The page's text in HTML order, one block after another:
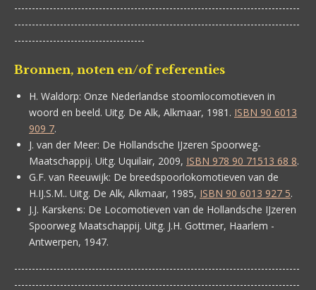
---------------------------------------------------------------------------------
---------------------------------------------------------------------------------
-------------------------------------
Bronnen, noten en/of referenties
H. Waldorp: Onze Nederlandse stoomlocomotieven in
woord en beeld. Uitg. De Alk, Alkmaar, 1981. ISBN 90 6013
909 7.
J. van der Meer: De Hollandsche IJzeren Spoorweg-
Maatschappij. Uitg. Uquilair, 2009, ISBN 978 90 71513 68 8.
G.F. van Reeuwijk: De breedspoorlokomotieven van de
H.IJ.S.M.. Uitg. De Alk, Alkmaar, 1985, ISBN 90 6013 927 5.
J.J. Karskens: De Locomotieven van de Hollandsche IJzeren
Spoorweg Maatschappij. Uitg. J.H. Gottmer, Haarlem -
Antwerpen, 1947.
---------------------------------------------------------------------------------
---------------------------------------------------------------------------------